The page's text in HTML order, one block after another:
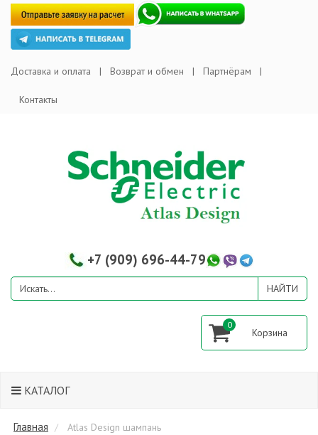
Доставка и оплата Возврат и обмен Партнёрам
Контакты
+7 (909) 696-44-79
0
КАТАЛОГ
Главная Atlas Design шампань